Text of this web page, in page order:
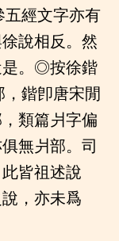
五經文字亦有
說相反。然
是。◎按徐鍇
，鍇卽唐宋閒
類篇爿字偏
無爿部。司
皆祖述說
，亦未爲